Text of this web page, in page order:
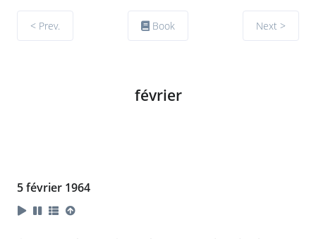
< Prev. Book Next >
février
5 février 1964